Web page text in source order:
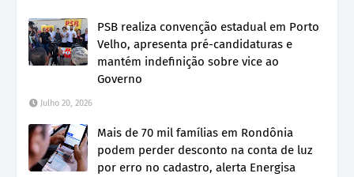
PSB realiza convenção estadual em Porto
Velho, apresenta pré-candidaturas e
mantém indefinição sobre vice ao
Governo
Julho 20, 2026
Mais de 70 mil famílias em Rondônia
podem perder desconto na conta de luz
por erro no cadastro, alerta Energisa